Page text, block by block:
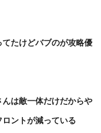
たけどバブのが攻略優
は敵一体だけだからや
ントが減っている